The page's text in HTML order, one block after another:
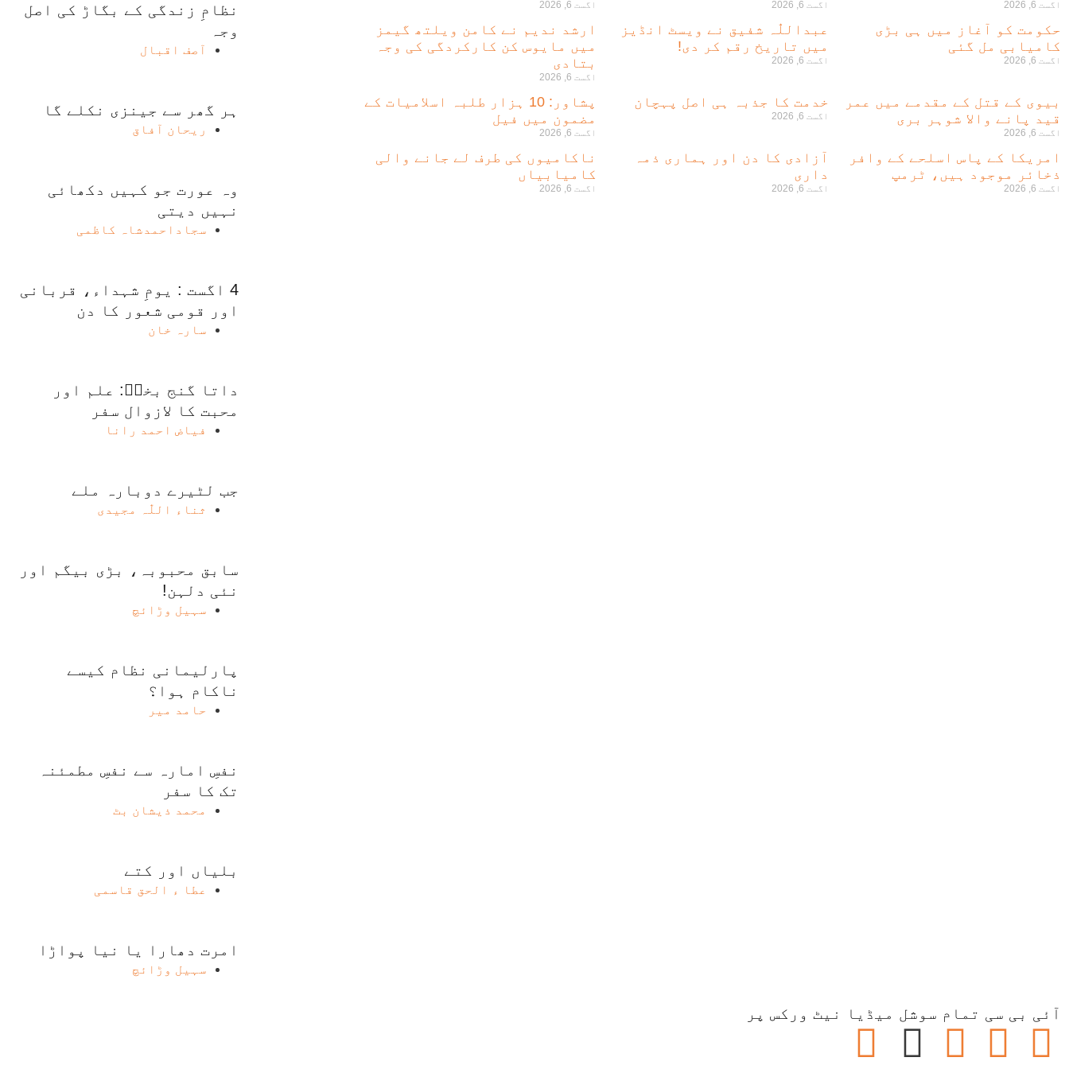
اگست 6, 2026 اگست 6, 2026 اگست 6, 2026
حکومت کو آغاز میں ہی بڑی
کامیابی مل گئی
اگست 6, 2026
عبداللّٰہ شفیق نے ویسٹ انڈیز
میں تاریخ رقم کر دی!
اگست 6, 2026
ارشد ندیم نے کامن ویلتھ گیمز
میں مایوس کن کارکردگی کی وجہ
بتادی
اگست 6, 2026
بیوی کے قتل کے مقدمے میں عمر
قید پانے والا شوہر بری
اگست 6, 2026
خدمت کا جذبہ ہی اصل پہچان
اگست 6, 2026
پشاور: 10 ہزار طلبہ اسلامیات کے
مضمون میں فیل
اگست 6, 2026
امریکا کے پاس اسلحے کے وافر
ذخائر موجود ہیں، ٹرمپ
اگست 6, 2026
آزادی کا دن اور ہماری ذمہ
داری
اگست 6, 2026
ناکامیوں کی طرف لے جانے والی
کامیابیاں
اگست 6, 2026
نظامِ زندگی کے بگاڑ کی اصل
وجہ
آصف اقبال
ہر گھر سے جینزی نکلے گا
ریحان آفاق
وہ عورت جو کہیں دکھائی
نہیں دیتی
سجاداحمدشاہ کاظمی
4 اگست : یومِ شہداء، قربانی
اور قومی شعور کا دن
سارہ خان
داتا گنج بخشؒ: علم اور
محبت کا لازوال سفر
فیاض احمد رانا
جب لٹیرے دوبارہ ملے
ثناء اللّٰہ مجیدی
سابق محبوبہ، بڑی بیگم اور
نئی دلہن!
سہیل وڑائچ
پارلیمانی نظام کیسے
ناکام ہوا؟
حامد میر
نفسِ امارہ سے نفسِ مطمئنہ
تک کا سفر
محمد ذیشان بٹ
بلیاں اور کتے
عطا ء الحق قاسمی
امرت دھارا یا نیا پواڑا
سہیل وڑائچ
آئی بی سی تمام سوشل میڈیا نیٹ ورکس پر